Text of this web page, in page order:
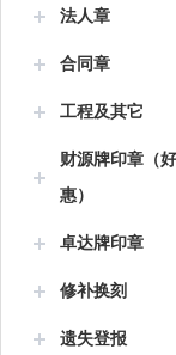
法人章
合同章
工程及其它
财源牌印章（
惠）
卓达牌印章
修补换刻
遗失登报